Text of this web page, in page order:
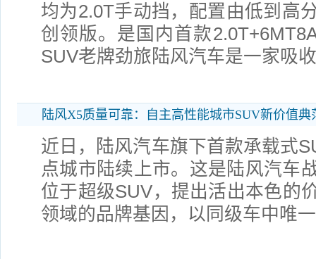
均为2.0T手动挡，配置由低到高
创领版。是国内首款
SUV老牌劲旅陆风汽车是一家吸
陆风X5质量可靠：自主高性能城市SUV新价值典
近日，陆风汽车旗下首款承载式
点城市陆续上市。这是陆风汽车
位于超级SUV，提出活出本色的
领域的品牌基因，以同级车中唯